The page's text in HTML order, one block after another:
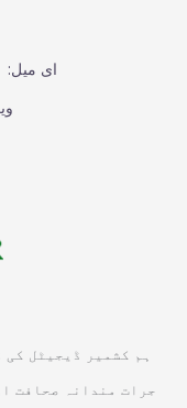
ای میل:
ہم کشمیر ڈیجیٹل
جرات مندانہ صحافت